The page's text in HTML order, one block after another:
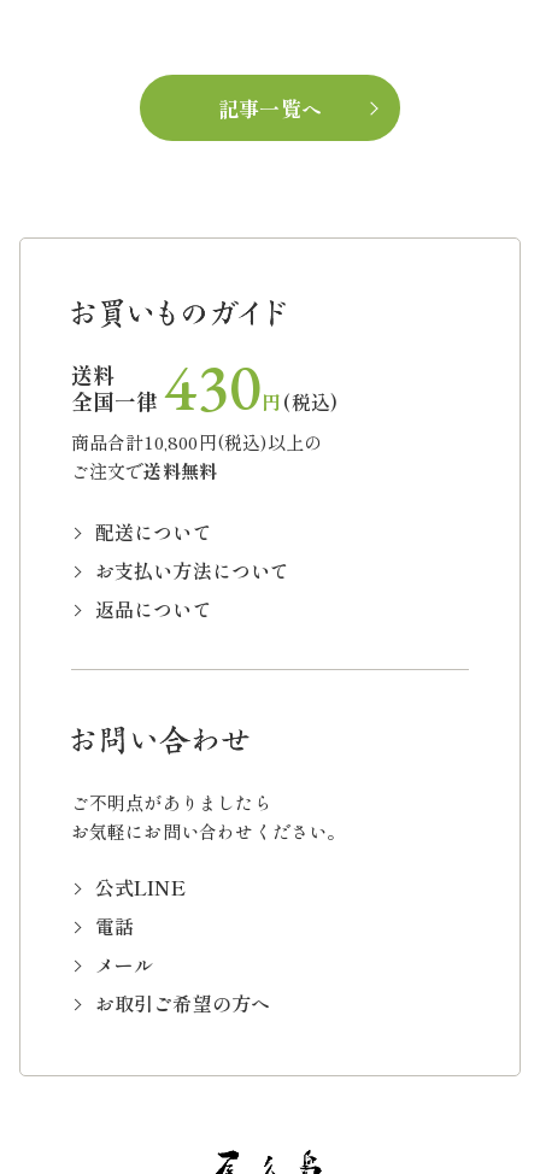
記事一覧へ
送料
全国一律 430円(税込)
商品合計10,800円(税込)以上の
ご注文で送料無料
配送について
お支払い方法について
返品について
ご不明点がありましたら
お気軽にお問い合わせください。
公式LINE
電話
メール
お取引ご希望の方へ